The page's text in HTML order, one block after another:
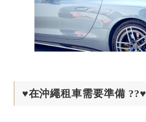
♥在沖繩租車需要準備 ??♥